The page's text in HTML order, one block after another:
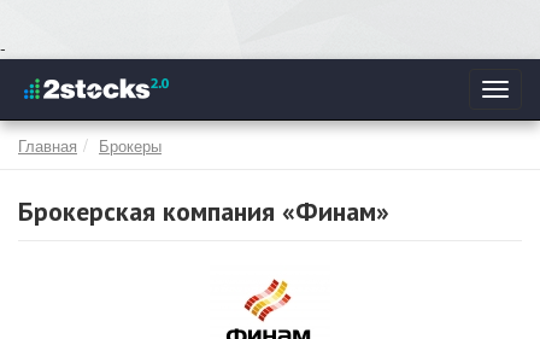
Перейти
основному
содержанию
-
Главная Брокеры
Брокерская компания «Финам»